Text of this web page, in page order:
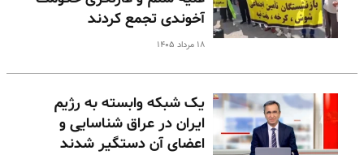
آخوندی تجمع کردند
۱۸ مرداد ۱۴۰۵
یک شبکه وابسته به رژیم
ایران در عراق شناسایی و
اعضای آن دستگیر شدند